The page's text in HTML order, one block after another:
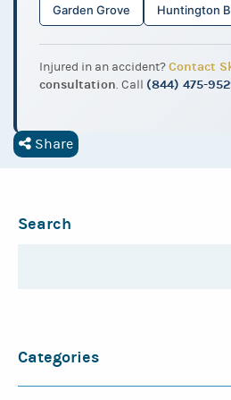
Garden Grove Huntington
Injured in an accident?Contact
consultation. Call (844) 475-
Share
Search
Categories